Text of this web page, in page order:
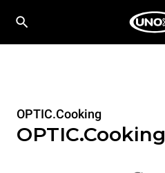
OPTIC.Cooking
OPTIC.Cooking